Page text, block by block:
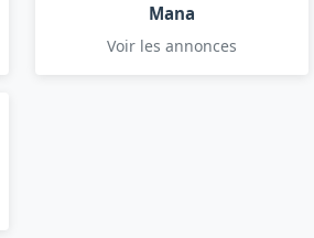
Mana
Voir les annonces